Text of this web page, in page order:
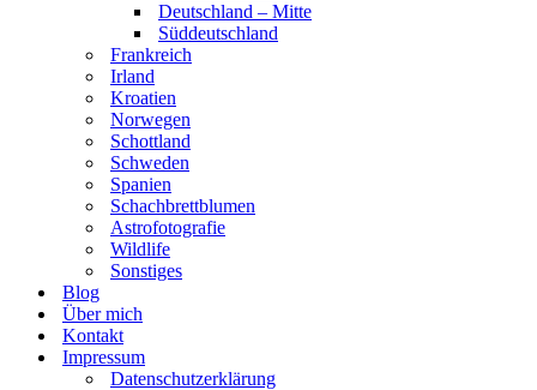
Deutschland – Mitte
Süddeutschland
Frankreich
Irland
Kroatien
Norwegen
Schottland
Schweden
Spanien
Schachbrettblumen
Astrofotografie
Wildlife
Sonstiges
Blog
Über mich
Kontakt
Impressum
Datenschutzerklärung